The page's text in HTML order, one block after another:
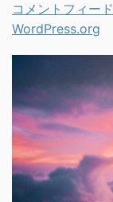
コメントフィード
WordPress.org